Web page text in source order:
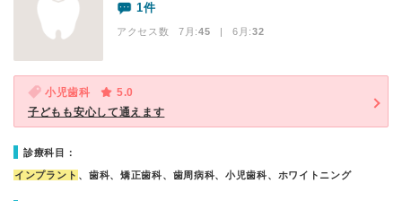
1件
アクセス数 7月:45 | 6月:32
小児歯科
5.0
子どもも安心して通えます
診療科目：
インプラント 、歯科、矯正歯科、歯周病科、小児歯科、ホワイトニング